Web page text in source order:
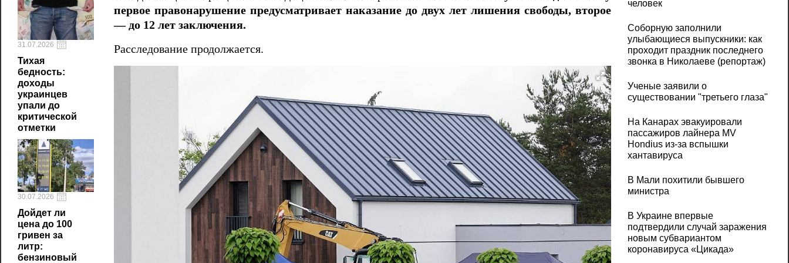
31.07.2026
Тихая
бедность:
доходы
украинцев
упали до
критической
отметки
30.07.2026
Дойдет ли
цена до 100
гривен за
литр:
бензиновый
первое правонарушение предусматривает наказание до двух лет лишения свободы, второе
— до 12 лет заключения.
Расследование продолжается.
человек
Соборную заполнили
улыбающиеся выпускники: как
проходит праздник последнего
звонка в Николаеве (репортаж)
Ученые заявили о
существовании "третьего глаза"
На Канарах эвакуировали
пассажиров лайнера MV
Hondius из‑за вспышки
хантавируса
В Мали похитили бывшего
министра
В Украине впервые
подтвердили случай заражения
новым субвариантом
коронавируса «Цикада»